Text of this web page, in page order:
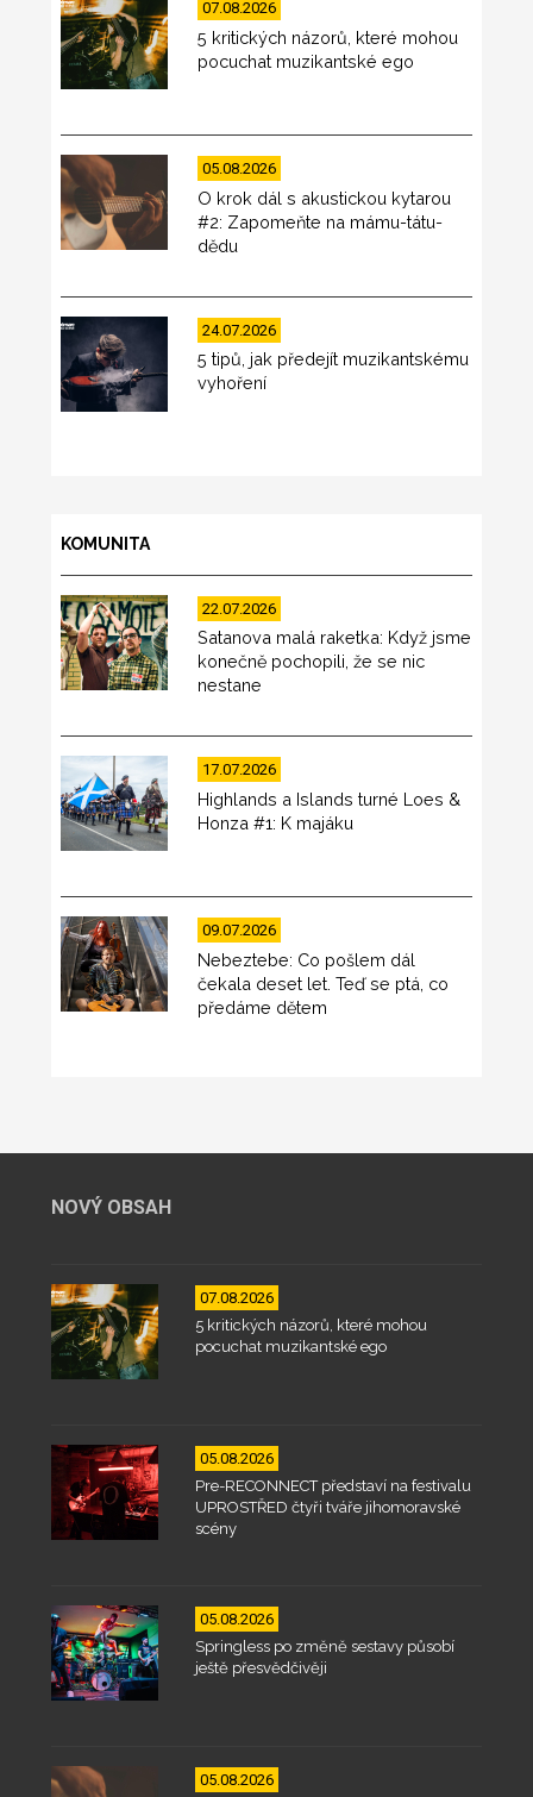
07.08.2026
5 kritických názorů, které mohou
pocuchat muzikantské ego
05.08.2026
O krok dál s akustickou kytarou
#2: Zapomeňte na mámu-tátu-
dědu
24.07.2026
5 tipů, jak předejít muzikantskému
vyhoření
KOMUNITA
22.07.2026
Satanova malá raketka: Když jsme
konečně pochopili, že se nic
nestane
17.07.2026
Highlands a Islands turné Loes &
Honza #1: K majáku
09.07.2026
Nebeztebe: Co pošlem dál
čekala deset let. Teď se ptá, co
předáme dětem
NOVÝ OBSAH
07.08.2026
5 kritických názorů, které mohou
pocuchat muzikantské ego
05.08.2026
Pre-RECONNECT představí na festivalu
UPROSTŘED čtyři tváře jihomoravské
scény
05.08.2026
Springless po změně sestavy působí
ještě přesvědčivěji
05.08.2026